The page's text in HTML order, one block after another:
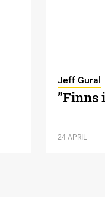
Jeff Gural
”Finns
24 APRIL